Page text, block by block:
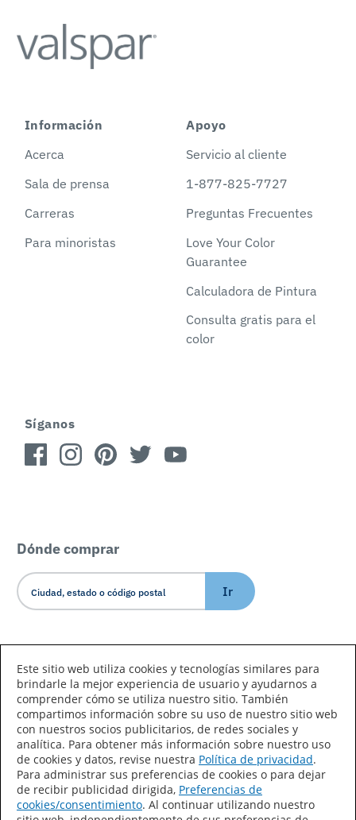
Información
Acerca
Sala de prensa
Carreras
Para minoristas
Apoyo
Servicio al cliente
1-877-825-7727
Preguntas Frecuentes
Love Your Color
Guarantee
Calculadora de Pintura
Consulta gratis para el
color
Síganos
Dónde comprar
Ir
Declaración de accesibilidad
Mapa del sitio
Términos de uso
Privacidad
Este sitio web utiliza cookies y tecnologías similares para
brindarle la mejor experiencia de usuario y ayudarnos a
comprender cómo se utiliza nuestro sitio. También
compartimos información sobre su uso de nuestro sitio web
con nuestros socios publicitarios, de redes sociales y
analítica. Para obtener más información sobre nuestro uso
de cookies y datos, revise nuestra Política de privacidad.
Para administrar sus preferencias de cookies o para dejar
de recibir publicidad dirigida, Preferencias de
cookies/consentimiento. Al continuar utilizando nuestro